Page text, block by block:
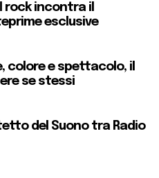
rock incontra il
esclusive
colore e spettacolo, il
se stessi
del Suono tra Radio